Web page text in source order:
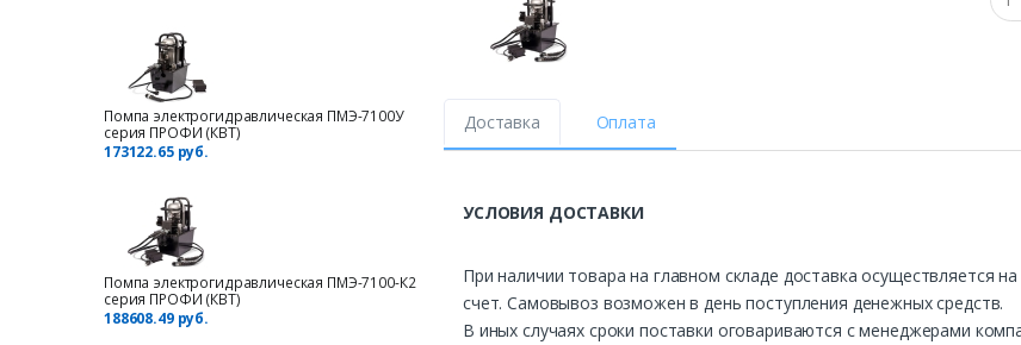
Помпа электрогидравлическая ПМЭ-7100У
серия ПРОФИ (КВТ)
173122.65 руб.
Помпа электрогидравлическая ПМЭ-7100-К2
серия ПРОФИ (КВТ)
188608.49 руб.
Доставка Оплата
УСЛОВИЯ ДОСТАВКИ
При наличии товара на главном складе доставка осуществляется
счет. Самовывоз возможен в день поступления денежных средств.
В иных случаях сроки поставки оговариваются с менеджерами